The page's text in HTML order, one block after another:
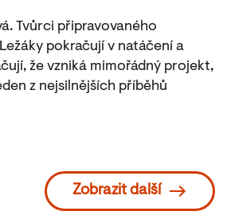
Tvůrci připravovaného
pokračují v natáčení a
že vzniká mimořádný projekt,
z nejsilnějších příběhů
Zobrazit další